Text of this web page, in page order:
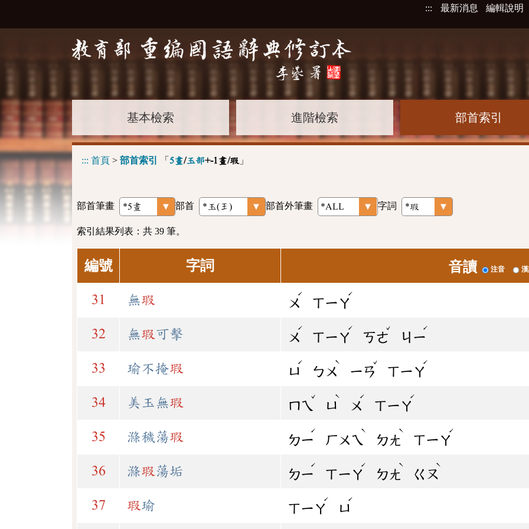
::: 最新消息 編輯說明
基本檢索 進階檢索 部首索引
::: 首頁 > 部首索引 「 5畫/玉部+-1畫/瑕 」
部首筆畫 部首 部首外筆畫 字詞
索引結果列表：共 39 筆。
編號 字詞 音讀 注音
31 無瑕 ㄨ
ˊ
ㄒㄧㄚ
ˊ
32 無瑕可擊 ㄨ
ˊ
ㄒㄧㄚ
ˊ
ㄎㄜ
ˇ
ㄐㄧ
ˊ
33 瑜不掩瑕 ㄩ
ˊ
ㄅㄨ
ˋ
ㄧㄢ
ˇ
ㄒㄧㄚ
ˊ
34 美玉無瑕 ㄇㄟ
ˇ
ㄩ
ˋ
ㄨ
ˊ
ㄒㄧㄚ
ˊ
35 滌穢蕩瑕 ㄉㄧ
ˊ
ㄏㄨㄟ
ˋ
ㄉㄤ
ˋ
ㄒㄧㄚ
ˊ
36 滌瑕蕩垢 ㄉㄧ
ˊ
ㄒㄧㄚ
ˊ
ㄉㄤ
ˋ
ㄍㄡ
ˋ
37 瑕瑜 ㄒㄧㄚ
ˊ
ㄩ
ˊ